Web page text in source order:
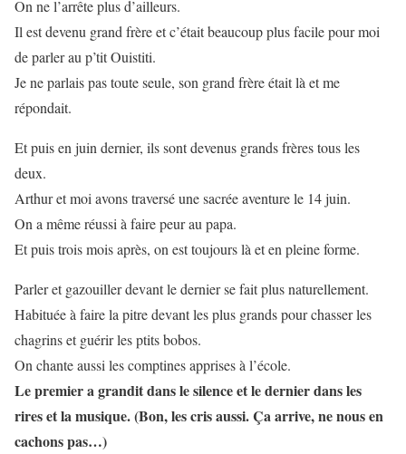
On ne l’arrête plus d’ailleurs.
Il est devenu grand frère et c’était beaucoup plus facile pour moi
de parler au p’tit Ouistiti.
Je ne parlais pas toute seule, son grand frère était là et me
répondait.
Et puis en juin dernier, ils sont devenus grands frères tous les
deux.
Arthur et moi avons traversé une sacrée aventure le 14 juin.
On a même réussi à faire peur au papa.
Et puis trois mois après, on est toujours là et en pleine forme.
Parler et gazouiller devant le dernier se fait plus naturellement.
Habituée à faire la pitre devant les plus grands pour chasser les
chagrins et guérir les ptits bobos.
On chante aussi les comptines apprises à l’école.
Le premier a grandit dans le silence et le dernier dans les
rires et la musique. (Bon, les cris aussi. Ça arrive, ne nous en
cachons pas…)